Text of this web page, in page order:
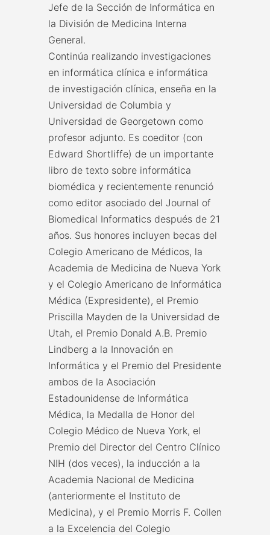
Jefe de la Sección de Informática en
la División de Medicina Interna
General.
Continúa realizando investigaciones
en informática clínica e informática
de investigación clínica, enseña en la
Universidad de Columbia y
Universidad de Georgetown como
profesor adjunto. Es coeditor (con
Edward Shortliffe) de un importante
libro de texto sobre informática
biomédica y recientemente renunció
como editor asociado del Journal of
Biomedical Informatics después de 21
años. Sus honores incluyen becas del
Colegio Americano de Médicos, la
Academia de Medicina de Nueva York
y el Colegio Americano de Informática
Médica (Expresidente), el Premio
Priscilla Mayden de la Universidad de
Utah, el Premio Donald A.B. Premio
Lindberg a la Innovación en
Informática y el Premio del Presidente
ambos de la Asociación
Estadounidense de Informática
Médica, la Medalla de Honor del
Colegio Médico de Nueva York, el
Premio del Director del Centro Clínico
NIH (dos veces), la inducción a la
Academia Nacional de Medicina
(anteriormente el Instituto de
Medicina), y el Premio Morris F. Collen
a la Excelencia del Colegio